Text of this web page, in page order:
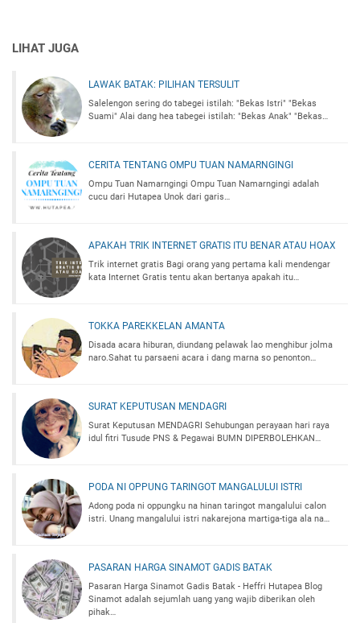
LIHAT JUGA
LAWAK BATAK: PILIHAN TERSULIT
Salelengon sering do tabegei istilah: "Bekas Istri" "Bekas
Suami" Alai dang hea tabegei istilah: "Bekas Anak" "Bekas…
CERITA TENTANG OMPU TUAN NAMARNGINGI
Ompu Tuan Namarngingi Ompu Tuan Namarngingi adalah
cucu dari Hutapea Unok dari garis…
APAKAH TRIK INTERNET GRATIS ITU BENAR ATAU HOAX
Trik internet gratis Bagi orang yang pertama kali mendengar
kata Internet Gratis tentu akan bertanya apakah itu…
TOKKA PAREKKELAN AMANTA
Disada acara hiburan, diundang pelawak lao menghibur jolma
naro.Sahat tu parsaeni acara i dang marna so penonton…
SURAT KEPUTUSAN MENDAGRI
Surat Keputusan MENDAGRI Sehubungan perayaan hari raya
idul fitri Tusude PNS & Pegawai BUMN DIPERBOLEHKAN…
PODA NI OPPUNG TARINGOT MANGALULUI ISTRI
Adong poda ni oppungku na hinan taringot mangalului calon
istri. Unang mangalului istri nakarejona martiga-tiga ala na…
PASARAN HARGA SINAMOT GADIS BATAK
Pasaran Harga Sinamot Gadis Batak - Heffri Hutapea Blog
Sinamot adalah sejumlah uang yang wajib diberikan oleh
pihak…